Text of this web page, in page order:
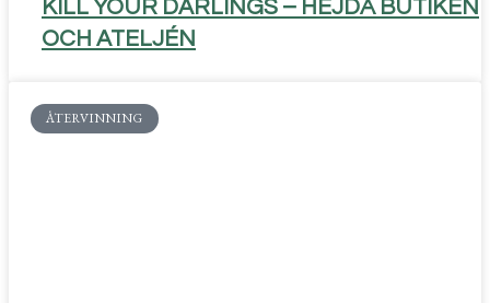
KILL YOUR DARLINGS – HEJDÅ BUTIKEN
OCH ATELJÉN
ÅTERVINNING